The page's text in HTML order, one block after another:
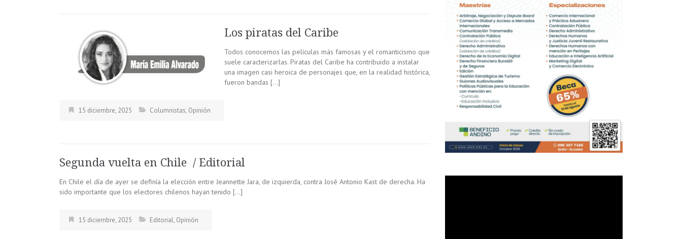
Los piratas del Caribe
Todos conocemos las películas más famosas y el romanticismo que
suele caracterizarlas. Piratas del Caribe ha contribuido a instalar
una imagen casi heroica de personajes que, en la realidad histórica,
fueron bandas […]
15 diciembre, 2025 Columnistas, Opinión
Segunda vuelta en Chile / Editorial
En Chile el día de ayer se definía la elección entre Jeannette Jara, de izquierda, contra José Antonio Kast de derecha. Ha
sido importante que los electores chilenos hayan tenido […]
15 diciembre, 2025 Editorial, Opinión